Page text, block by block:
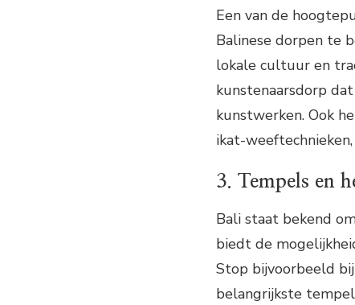
Een van de
Balinese dorpen te
lokale cultuur en
kunstenaarsdorp
kunstwerken. Ook
ikat-
3. Tempels en
Bali staat bekend
biedt de
Stop bijvoorbeeld
belangrijkste